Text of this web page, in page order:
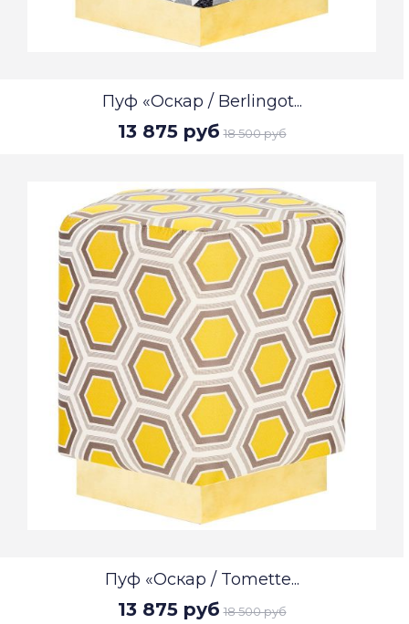
Пуф «Оскар / Berlingot...
13 875 руб 18 500 руб
Пуф «Оскар / Tomette...
13 875 руб 18 500 руб